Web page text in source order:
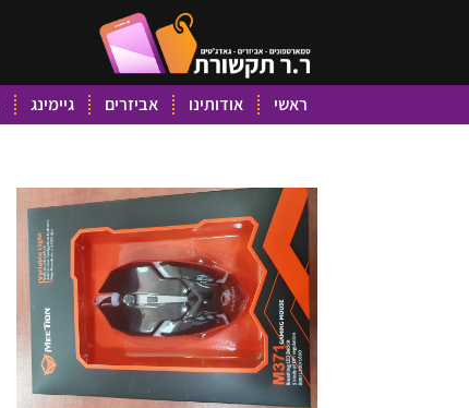
ראשי אודותינו אביזרים גיימינג